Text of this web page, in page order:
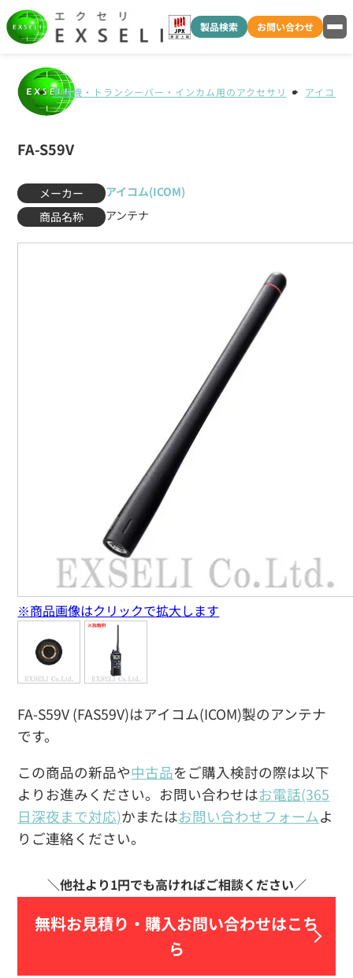
製品検索 お問い合わせ
無線機・トランシーバー・インカム用のアクセサリ アイコム
FA-S59V
メーカー
アイコム(ICOM)
商品名称
アンテナ
FA-S59V (FAS59V)はアイコム(ICOM)製のアンテナ
です。
この商品の新品や中古品をご購入検討の際は以下
よりお進みください。お問い合わせはお電話(365
日深夜まで対応)かまたはお問い合わせフォームよ
りご連絡ください。
無料お見積り・ 購入お問い合わせはこち
ら
※商品画像はクリックで拡大します